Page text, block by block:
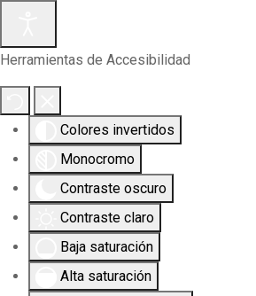
Herramientas de Accesibilidad
Colores invertidos
Monocromo
Contraste oscuro
Contraste claro
Baja saturación
Alta saturación